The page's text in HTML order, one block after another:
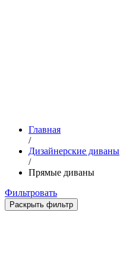
Главная
/
Дизайнерские диваны
/
Прямые диваны
Фильтровать
Раскрыть фильтр